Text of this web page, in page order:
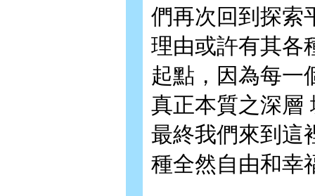
們再次回到探索
理由或許有其各
起點，因為每一
真正本質之深層
最終我們來到
種全然自由和幸